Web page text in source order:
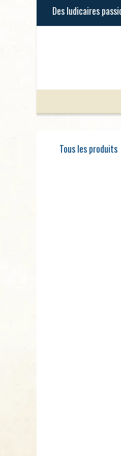
Se rendre au contenu
Tous les produits